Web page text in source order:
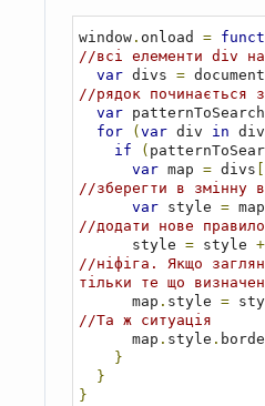
window. onload =
//всі елементи div на
var divs = document
//рядок починається
var
for
( var div in
if
(
var map = divs
//зберегти в змінну
var style = map
//додати нове
      style
= style +
//ніфіга. Якщо
тільки те що
      map
. style =
//Та ж ситуація
      map
. style .
}
}
}